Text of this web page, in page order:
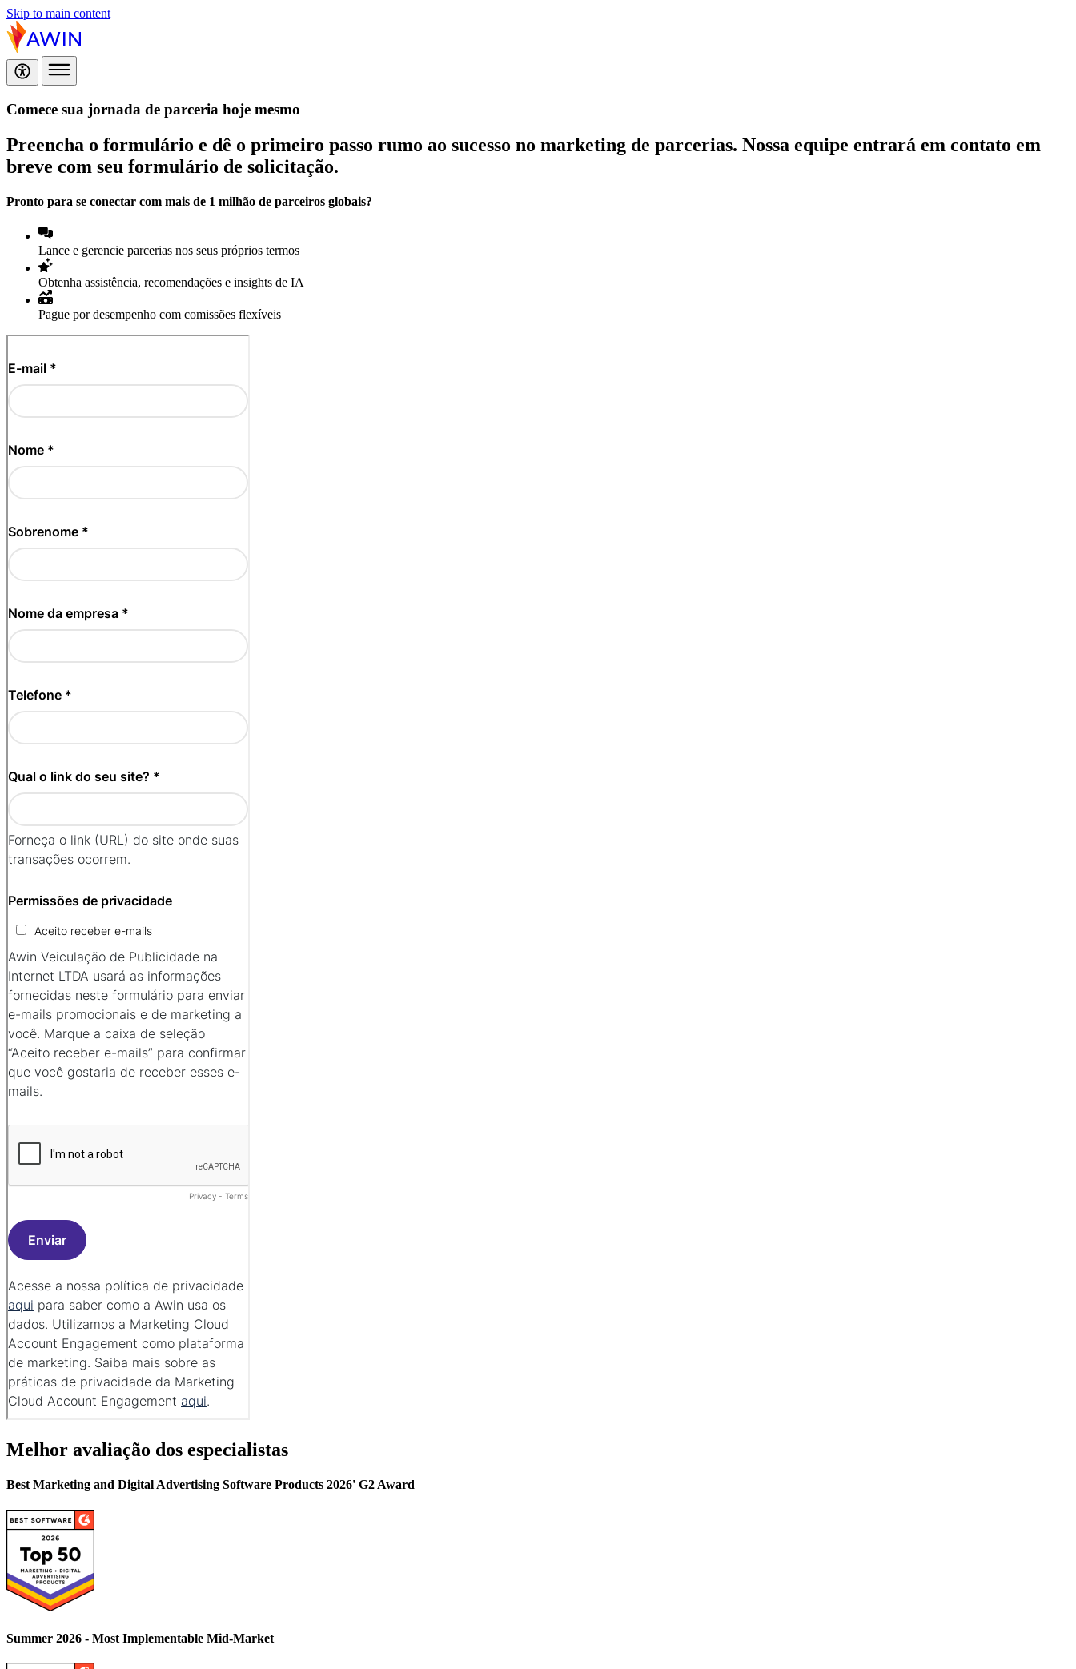
Skip to main content
Comece sua jornada de parceria hoje mesmo
Preencha o formulário e dê o primeiro passo rumo ao sucesso no marketing de parcerias. Nossa equipe entrará em contato em
breve com seu formulário de solicitação.
Pronto para se conectar com mais de 1 milhão de parceiros globais?
Lance e gerencie parcerias nos seus próprios termos
Obtenha assistência, recomendações e insights de IA
Pague por desempenho com comissões flexíveis
Melhor avaliação dos especialistas
Best Marketing and Digital Advertising Software Products 2026' G2 Award
Summer 2026 - Most Implementable Mid-Market